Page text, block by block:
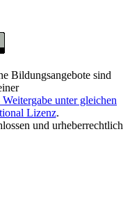
Bildungsangebote sind
unter gleichen
Lizenz.
und urheberrechtlich